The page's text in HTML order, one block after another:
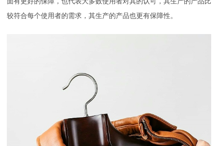
较符合每个使用者的需求，其生产的产品也更有保障性。